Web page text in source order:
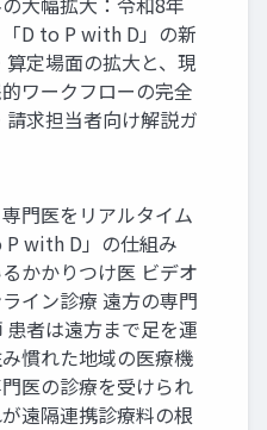
D to P with D」の新
定場面の拡大と、現
ワークフローの完全
求担当者向け解説ガ
門医をリアルタイム
with D」の仕組み
かかりつけ医 ビデオ
イン診療 遠方の専門
者は遠方まで足を運
慣れた地域の医療機
医の診療を受けられ
遠隔連携診療料の根